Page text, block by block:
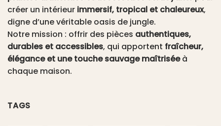
créer un intérieur immersif, tropical et chaleureux,
digne d’une véritable oasis de jungle.
Notre mission : offrir des pièces authentiques,
durables et accessibles, qui apportent fraîcheur,
élégance et une touche sauvage maîtriséeà
chaque maison.
TAGS